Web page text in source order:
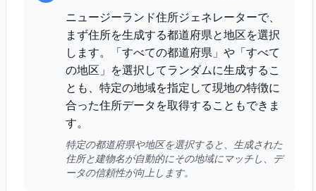
ニュージーランド住所ジェネレーターで、
まず住所を生成する都道府県と地区を選択
します。「すべての都道府県」や「すべて
の地区」を選択してランダムに生成するこ
とも、特定の地域を指定して現地の特徴に
合った住所データを取得することもできま
す。
特定の都道府県や地区を選択すると、生成された
住所と建物名が自動的にその地域にマッチし、デ
ータの信頼性が向上します。